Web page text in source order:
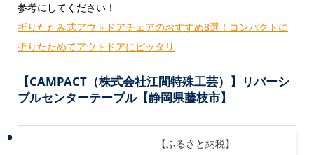
参考にしてください！
折りたたみ式アウトドアチェアのおすすめ8選！コンパクトに
折りたためてアウトドアにピッタリ
【CAMPACT（株式会社江間特殊工芸）】リバーシ
ブルセンターテーブル【静岡県藤枝市】
【ふるさと納税】